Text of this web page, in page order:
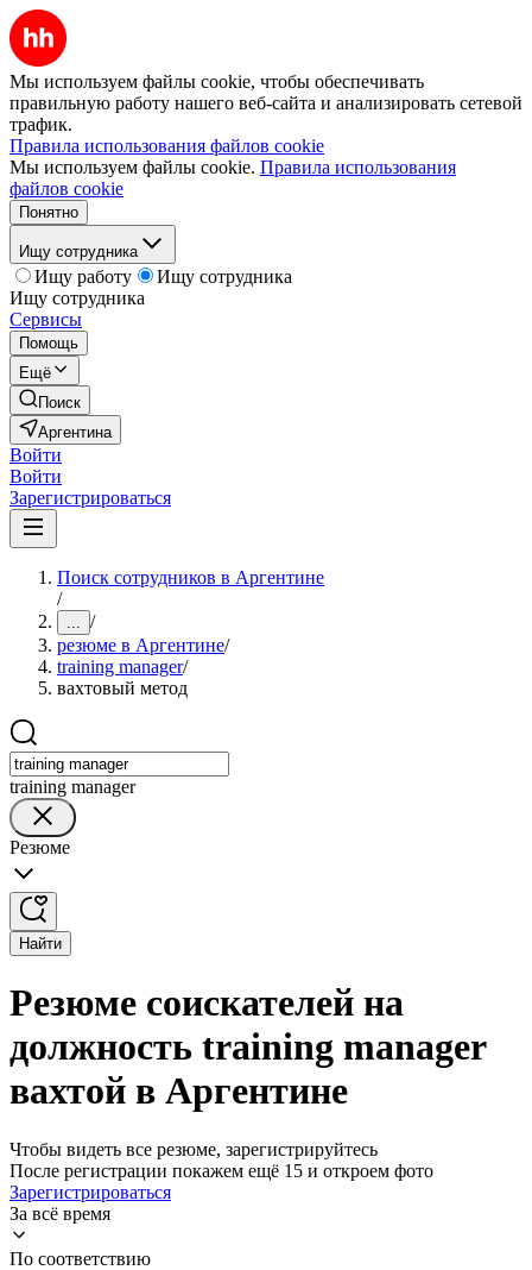
Мы используем файлы cookie, чтобы обеспечивать
правильную работу нашего веб-сайта и анализировать сетевой
трафик.
Правила использования файлов cookie
Мы используем файлы cookie. Правила использования
файлов cookie
Понятно
Ищу сотрудника
Ищу работу
Ищу сотрудника
Ищу сотрудника
Сервисы
Помощь
Ещё
Поиск
Аргентина
Войти
Войти
Зарегистрироваться
Поиск сотрудников в Аргентине
/
... /
резюме в Аргентине/
training manager/
вахтовый метод
training manager
Резюме
Найти
Резюме соискателей на
должность training manager
вахтой в Аргентине
Чтобы видеть все резюме, зарегистрируйтесь
После регистрации покажем ещё 15 и откроем фото
Зарегистрироваться
За всё время
По соответствию